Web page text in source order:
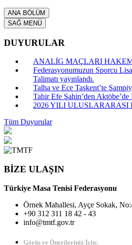
ANA BÖLÜM
SAĞ MENÜ
DUYURULAR
ANALİG MAÇLARI
Federasyonumuzun Sporcu
Talimatı yayınlandı.
Talha ve Ece Taşkent’te
Tahir Efe Şahin’den
2026 YILI ULUSLARARASI
Tüm Duyurular
BİZE ULAŞIN
Türkiye Masa Tenisi Federasyonu
Örnek Mahallesi, Ayçe Sokak,
+90 312 311 18 42 - 43
info@tmtf.gov.tr
Görüş ve Önerileriniz İçin: